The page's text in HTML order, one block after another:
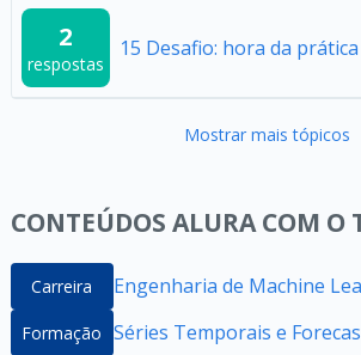
2
respostas
15 Desafio: hora da prática
Mostrar mais tópicos
CONTEÚDOS ALURA COM O
Carreira Engenharia de Machine
Formação Séries Temporais e